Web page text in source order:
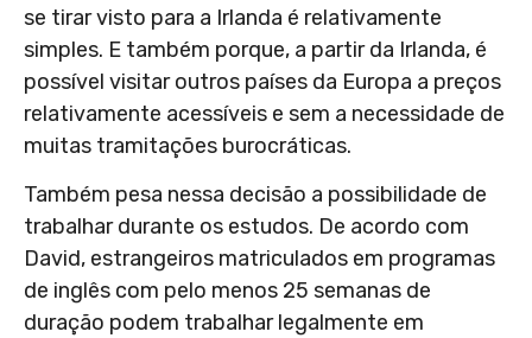
se tirar visto para a Irlanda é relativamente
simples. E também porque, a partir da Irlanda, é
possível visitar outros países da Europa a preços
relativamente acessíveis e sem a necessidade de
muitas tramitações burocráticas.
Também pesa nessa decisão a possibilidade de
trabalhar durante os estudos. De acordo com
David, estrangeiros matriculados em programas
de inglês com pelo menos 25 semanas de
duração podem trabalhar legalmente em